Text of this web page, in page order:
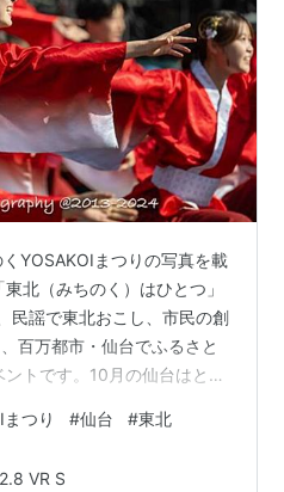
YOSAKOIまつりの写真を載
北（みちのく）はひとつ」
民謡で東北おこし、市民の創
百万都市・仙台でふるさと
トです。10月の仙台はとに
少しだけ撮ってきました。
つり #仙台 #東北
VR S